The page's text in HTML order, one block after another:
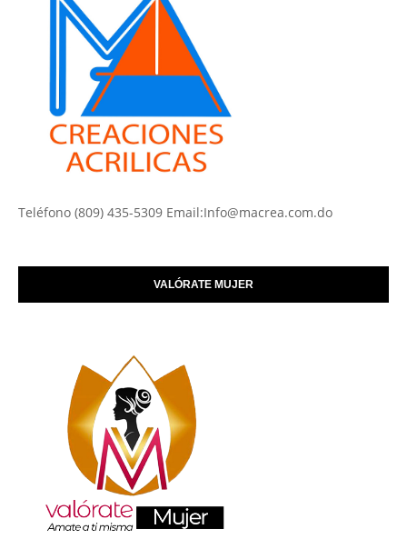
Teléfono (809) 435-5309 Email:Info@macrea.com.do
VALÓRATE MUJER